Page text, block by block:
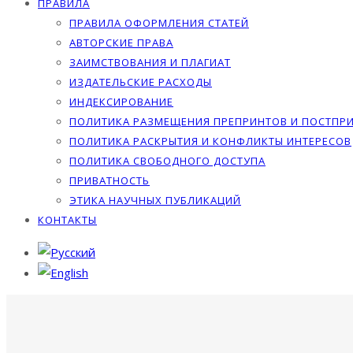
ПРАВИЛА
ПРАВИЛА ОФОРМЛЕНИЯ СТАТЕЙ
АВТОРСКИЕ ПРАВА
ЗАИМСТВОВАНИЯ И ПЛАГИАТ
ИЗДАТЕЛЬСКИЕ РАСХОДЫ
ИНДЕКСИРОВАНИЕ
ПОЛИТИКА РАЗМЕЩЕНИЯ ПРЕПРИНТОВ И
ПОЛИТИКА РАСКРЫТИЯ И КОНФЛИКТЫ ИНТЕРЕСОВ
ПОЛИТИКА СВОБОДНОГО ДОСТУПА
ПРИВАТНОСТЬ
ЭТИКА НАУЧНЫХ ПУБЛИКАЦИЙ
КОНТАКТЫ